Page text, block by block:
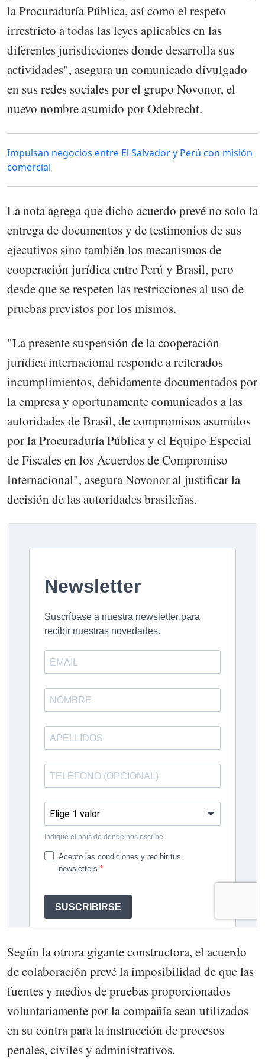
la Procuraduría Pública, así como el respeto
irrestricto a todas las leyes aplicables en las
diferentes jurisdicciones donde desarrolla sus
actividades", asegura un comunicado divulgado
en sus redes sociales por el grupo Novonor, el
nuevo nombre asumido por Odebrecht.
Impulsan negocios entre El Salvador y Perú con misión
comercial
La nota agrega que dicho acuerdo prevé no solo la
entrega de documentos y de testimonios de sus
ejecutivos sino también los mecanismos de
cooperación jurídica entre Perú y Brasil, pero
desde que se respeten las restricciones al uso de
pruebas previstos por los mismos.
"La presente suspensión de la cooperación
jurídica internacional responde a reiterados
incumplimientos, debidamente documentados por
la empresa y oportunamente comunicados a las
autoridades de Brasil, de compromisos asumidos
por la Procuraduría Pública y el Equipo Especial
de Fiscales en los Acuerdos de Compromiso
Internacional", asegura Novonor al justificar la
decisión de las autoridades brasileñas.
Según la otrora gigante constructora, el acuerdo
de colaboración prevé la imposibilidad de que las
fuentes y medios de pruebas proporcionados
voluntariamente por la compañía sean utilizados
en su contra para la instrucción de procesos
penales, civiles y administrativos.